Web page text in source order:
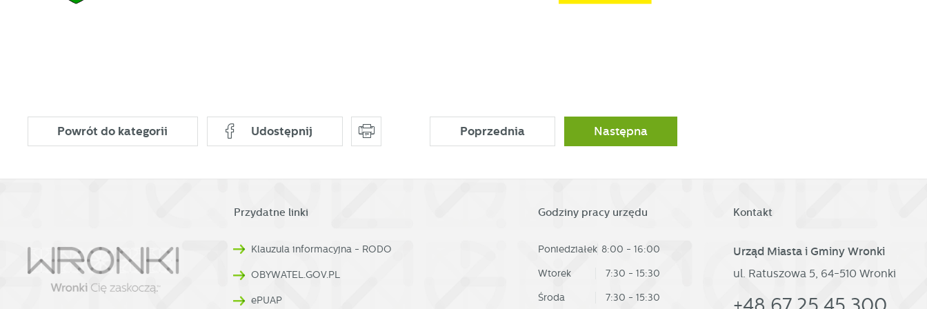
Powrótdo kategorii Udostępnij Poprzednia Następna
Przydatne linki
Klauzula informacyjna - RODO
OBYWATEL.GOV.PL
ePUAP
Godziny pracy urzędu
Poniedziałek 8:00 - 16:00
Wtorek 7:30 - 15:30
Środa 7:30 - 15:30
Kontakt
Urząd Miasta i Gminy Wronki
ul. Ratuszowa 5, 64-510 Wronki